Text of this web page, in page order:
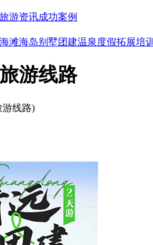
旅游资讯成功案例
海滩海岛别墅团建温泉度假拓展培训
游线路
游线路)